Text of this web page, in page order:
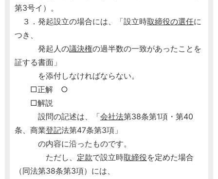
第3号イ）。
３．発起設立の場合には、「設立時取締役の選任に
つき、
発起人の議決権の過半数の一致があったことを
証する書面」
を添付しなければならない。
□正解 ○
□解説
設問の記述は、「会社法第38条第1項・第40
条、商業登記法第47条第3項」
の内容に沿ったものです。
ただし、 定款で設立時取締役を定めた場合
（同法第38条第3項）には、